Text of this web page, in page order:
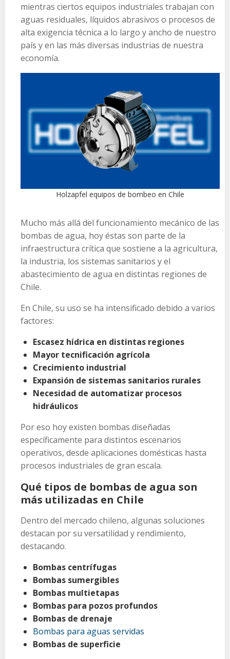
mientras ciertos equipos industriales trabajan con
aguas residuales, líquidos abrasivos o procesos de
alta exigencia técnica a lo largo y ancho de nuestro
país y en las más diversas industrias de nuestra
economía.
Holzapfel equipos de bombeo en Chile
Mucho más allá del funcionamiento mecánico de las
bombas de agua, hoy éstas son parte de la
infraestructura crítica que sostiene a la agricultura,
la industria, los sistemas sanitarios y el
abastecimiento de agua en distintas regiones de
Chile.
En Chile, su uso se ha intensificado debido a varios
factores:
Escasez hídrica en distintas regiones
Mayor tecnificación agrícola
Crecimiento industrial
Expansión de sistemas sanitarios rurales
Necesidad de automatizar procesos
hidráulicos
Por eso hoy existen bombas diseñadas
específicamente para distintos escenarios
operativos, desde aplicaciones domésticas hasta
procesos industriales de gran escala.
Qué tipos de bombas de agua son
más utilizadas en Chile
Dentro del mercado chileno, algunas soluciones
destacan por su versatilidad y rendimiento,
destacando.
Bombas centrífugas
Bombas sumergibles
Bombas multietapas
Bombas para pozos profundos
Bombas de drenaje
Bombas para aguas servidas
Bombas de superficie